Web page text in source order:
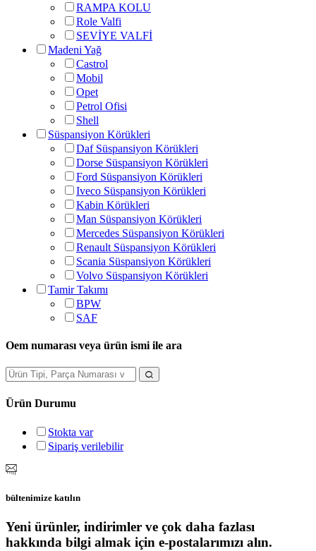
RAMPA KOLU
Role Valfi
SEVİYE VALFİ
Madeni Yağ
Castrol
Mobil
Opet
Petrol Ofisi
Shell
Süspansiyon Körükleri
Daf Süspansiyon Körükleri
Dorse Süspansiyon Körükleri
Ford Süspansiyon Körükleri
Iveco Süspansiyon Körükleri
Kabin Körükleri
Man Süspansiyon Körükleri
Mercedes Süspansiyon Körükleri
Renault Süspansiyon Körükleri
Scania Süspansiyon Körükleri
Volvo Süspansiyon Körükleri
Tamir Takımı
BPW
SAF
Oem numarası veya ürün ismi ile ara
Ürün Durumu
Stokta var
Sipariş verilebilir
bültenimize katılın
Yeni ürünler, indirimler ve çok daha fazlası
hakkında bilgi almak için e-postalarımızı alın.